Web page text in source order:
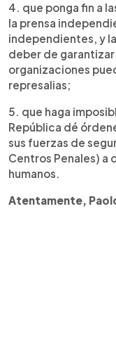
4. que ponga fin a
la prensa
independientes, y
deber de
organizaciones
represalias;
5. que haga
República dé
sus fuerzas de
Centros Penales) a
humanos.
Atentamente,